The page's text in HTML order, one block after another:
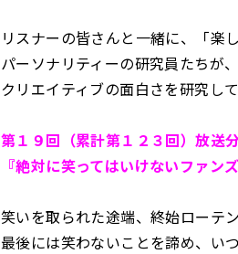
リスナーの皆さんと一緒に、「楽
パーソナリティーの研究員たちが
クリエイティブの面白さを研究し
第１９回（累計第１２３回）放送
『絶対に笑ってはいけないファ
笑いを取られた途端、終始ローテ
最後には笑わないことを諦め、い